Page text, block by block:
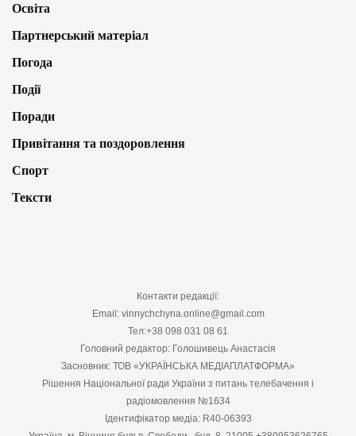
Освіта
Партнерський матеріал
Погода
Події
Поради
Привітання та поздоровлення
Спорт
Тексти
Контакти редакції:
Email: vinnychchyna.online@gmail.com
Тел:+38 098 031 08 61
Головний редактор: Голошивець Анастасія
Засновник: ТОВ «УКРАЇНСЬКА МЕДІАПЛАТФОРМА»
Рішення Національної ради України з питань телебачення і
радіомовлення №1634
Ідентифікатор медіа: R40-06393